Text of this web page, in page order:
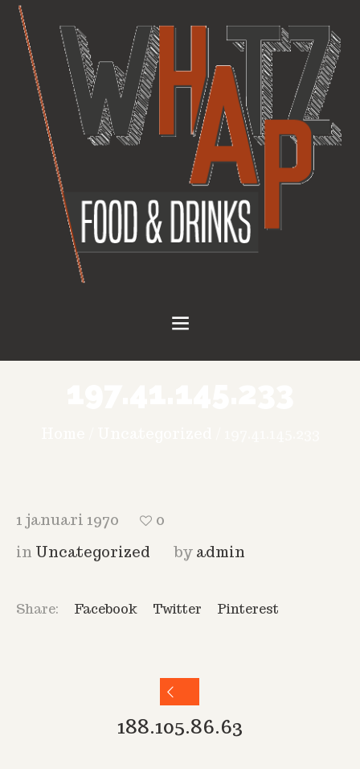
1 januari 1970
0
in Uncategorized by admin
Share: Facebook Twitter Pinterest
188.105.86.63